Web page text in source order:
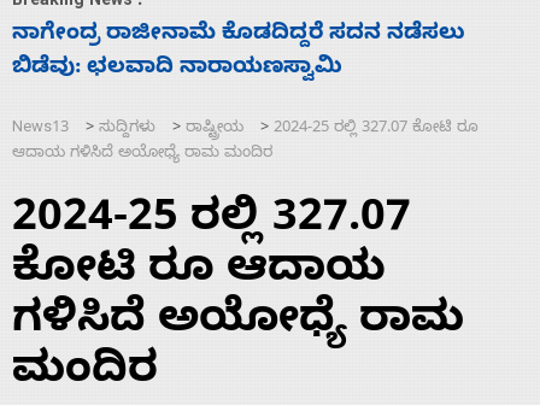
ಸಚಿವ ಸಂಪುಟ ವಿಸ್ತರಣೆ ಮಾಡಿದ್ದು ಹಣಬಲ ಮತ್ತು
ಹೈಕಮಾಂಡ್ ರಾಜಕಾರಣಕ್ಕೆ: ವಿಜಯೇಂದ್ರ
News13 > ಸುದ್ದಿಗಳು > ರಾಷ್ಟ್ರೀಯ > 2024-25 ರಲ್ಲಿ 327.07 ಕೋಟಿ ರೂ
ಆದಾಯ ಗಳಿಸಿದೆ ಅಯೋಧ್ಯೆ ರಾಮ ಮಂದಿರ
2024-25 ರಲ್ಲಿ 327.07
ಕೋಟಿ ರೂ ಆದಾಯ
ಗಳಿಸಿದೆ ಅಯೋಧ್ಯೆ ರಾಮ
ಮಂದಿರ